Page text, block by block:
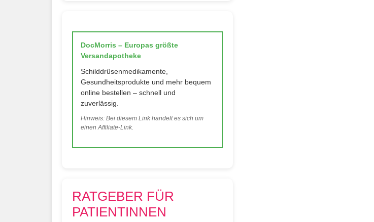
DocMorris – Europas größte
Versandapotheke
Schilddrüsenmedikamente,
Gesundheitsprodukte und mehr bequem
online bestellen – schnell und
zuverlässig.
Hinweis: Bei diesem Link handelt es sich um
einen Affiliate-Link.
RATGEBER FÜR
PATIENTINNEN